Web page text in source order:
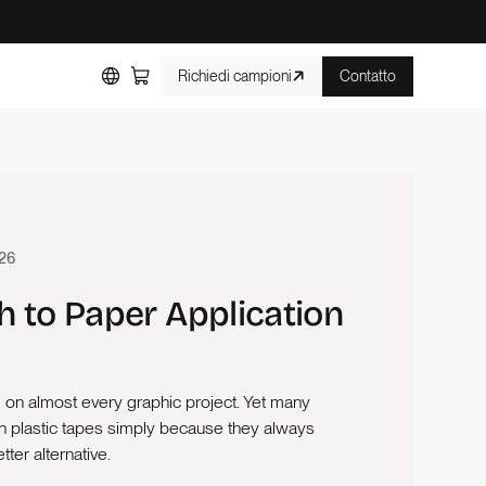
Richiedi campioni Contatto
to Paper Application
almost every graphic project. Yet many
plastic tapes simply because they always
alternative.